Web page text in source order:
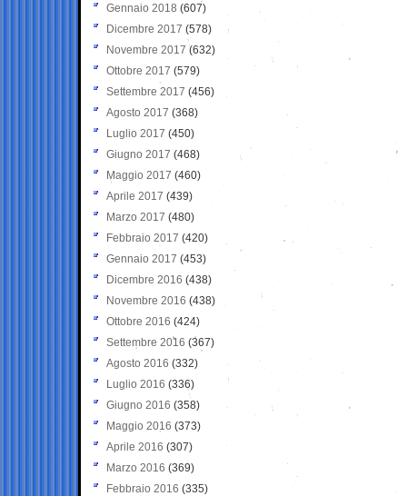
Gennaio 2018 (607)
Dicembre 2017 (578)
Novembre 2017 (632)
Ottobre 2017 (579)
Settembre 2017 (456)
Agosto 2017 (368)
Luglio 2017 (450)
Giugno 2017 (468)
Maggio 2017 (460)
Aprile 2017 (439)
Marzo 2017 (480)
Febbraio 2017 (420)
Gennaio 2017 (453)
Dicembre 2016 (438)
Novembre 2016 (438)
Ottobre 2016 (424)
Settembre 2016 (367)
Agosto 2016 (332)
Luglio 2016 (336)
Giugno 2016 (358)
Maggio 2016 (373)
Aprile 2016 (307)
Marzo 2016 (369)
Febbraio 2016 (335)